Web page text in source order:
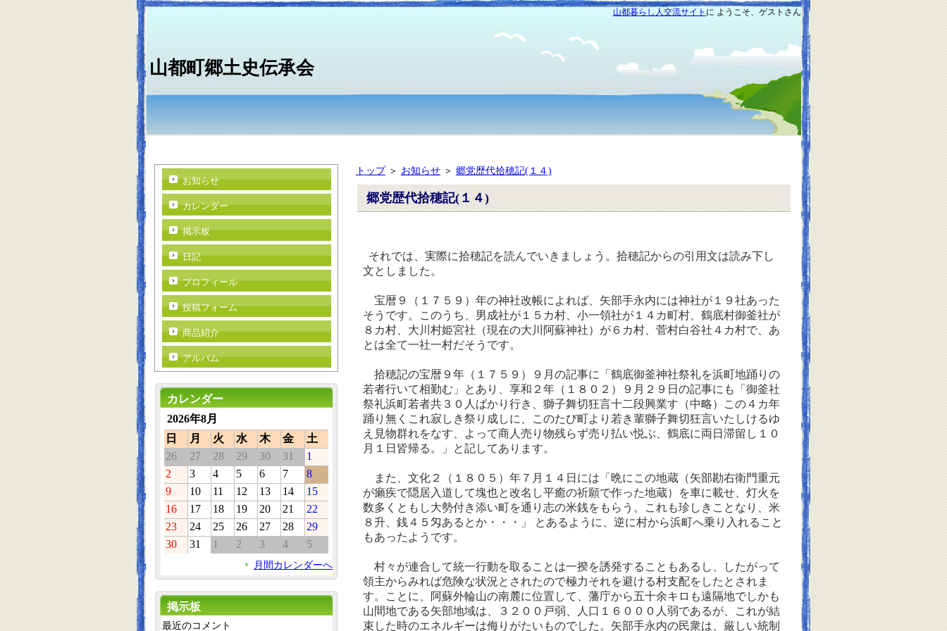
山都暮らし人交流サイト に ようこそ、ゲストさん
山都町郷土史伝承会
トップ＞ お知らせ＞ 郷党歴代拾穂記(１４)
郷党歴代拾穂記(１４)
それでは、実際に拾穂記を読んでいきましょう。拾穂記からの引用文は読み下し
文としました。
宝暦９（１７５９）年の神社改帳によれば、矢部手永内には神社が１９社あった
そうです。このうち、男成社が１５カ村、小一領社が１４カ町村、鶴底村御釜社が
８カ村、大川村姫宮社（現在の大川阿蘇神社）が６カ村、菅村白谷社４カ村で、あ
とは全て一社一村だそうです。
拾穂記の宝暦９年（１７５９）９月の記事に「鶴底御釜神社祭礼を浜町地踊りの
若者行いて相勤む」とあり、享和２年（１８０２）９月２９日の記事にも「御釜社
祭礼浜町若者共３０人ばかり行き、獅子舞切狂言十二段興業す（中略）この４カ年
踊り無くこれ寂しき祭り成しに、このたび町より若き輩獅子舞切狂言いたしけるゆ
え見物群れをなす、よって商人売り物残らず売り払い悦ぶ、鶴底に両日滞留し１０
月１日皆帰る。」と記してあります。
また、文化２（１８０５）年７月１４日には「晩にこの地蔵（矢部勘右衛門重元
が癩疾で隠居入道して塊也と改名し平癒の祈願で作った地蔵）を車に載せ、灯火を
数多くともし大勢付き添い町を通り志の米銭をもらう。これも珍しきことなり、米
８升、銭４５匁あるとか・・・」 とあるように、逆に村から浜町へ乗り入れること
もあったようです。
村々が連合して統一行動を取ることは一揆を誘発することもあるし、したがって
領主からみれば危険な状況とされたので極力それを避ける村支配をしたとされま
す。ことに、阿蘇外輪山の南麓に位置して、藩庁から五十余キロも遠隔地でしかも
山間地である矢部地域は、３２００戸弱、人口１６０００人弱であるが、これが結
束した時のエネルギーは侮りがたいものでした。矢部手永内の民衆は、厳しい統制
お知らせ
カレンダー
掲示板
日記
プロフィール
投稿フォーム
商品紹介
アルバム
カレンダー
2026年8月
日
月 火 水 木 金
土
26
27 28 29 30 31
1
2
3 4 5 6 7
8
9
10 11 12 13 14
15
16
17 18 19 20 21
22
23
24 25 26 27 28
29
30
31 1 2 3 4 5
月間カレンダーへ
掲示板
最近のコメント